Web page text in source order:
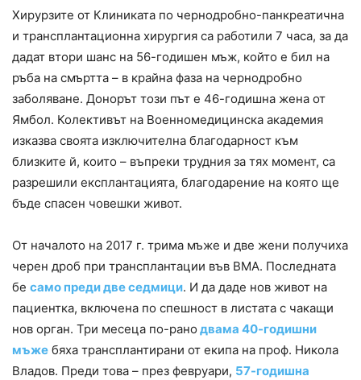
Хирурзите от Клиниката по чернодробно-панкреатична
и трансплантационна хирургия са работили 7 часа, за да
дадат втори шанс на 56-годишен мъж, който е бил на
ръба на смъртта – в крайна фаза на чернодробно
заболяване. Донорът този път е 46-годишна жена от
Ямбол. Колективът на Военномедицинска академия
изказва своята изключителна благодарност към
близките й, които – въпреки трудния за тях момент, са
разрешили експлантацията, благодарение на която ще
бъде спасен човешки живот.
От началото на 2017 г. трима мъже и две жени получиха
черен дроб при трансплантации във ВМА. Последната
бе само преди две седмици. И да даде нов живот на
пациентка, включена по спешност в листата с чакащи
нов орган. Три месеца по-рано двама 40-годишни
мъже бяха трансплантирани от екипа на проф. Никола
Владов. Преди това – през февруари, 57-годишна